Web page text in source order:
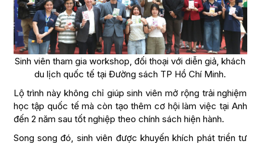
Sinh viên tham gia workshop, đối thoại với diễn giả, khách
du lịch quốc tế tại Đường sách TP Hồ Chí Minh.
Lộ trình này không chỉ giúp sinh viên mở rộng trải nghiệm
học tập quốc tế mà còn tạo thêm cơ hội làm việc tại Anh
đến 2 năm sau tốt nghiệp theo chính sách hiện hành.
Song song đó, sinh viên được khuyến khích phát triển tư